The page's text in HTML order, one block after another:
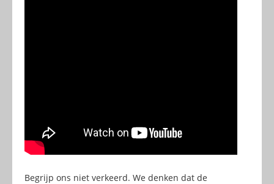
Begrijp ons niet verkeerd. We denken dat de